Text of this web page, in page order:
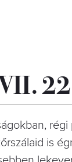
is